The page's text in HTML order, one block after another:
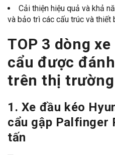
Cải thiện hiệu quả và khả
và bảo trì các cấu trúc và thiết
TOP 3 dòng
cẩu được
trên thị
1. Xe đầu kéo
cẩu gập Palfinger
tấn